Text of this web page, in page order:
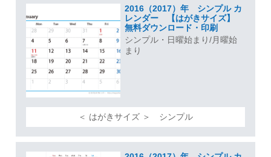
2016（2017）年 シンプル カ
レンダー 【はがきサイズ】
無料ダウンロード・印刷
シンプル・日曜始まり/月曜始
まり
＜ はがきサイズ ＞ シンプル